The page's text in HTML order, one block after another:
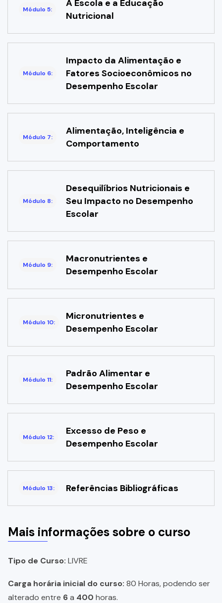
Módulo 5:
A Escola e a Educação
Nutricional
Módulo 6:
Impacto da Alimentação e
Fatores Socioeconômicos no
Desempenho Escolar
Módulo 7:
Alimentação, Inteligência e
Comportamento
Módulo 8:
Desequilíbrios Nutricionais e
Seu Impacto no Desempenho
Escolar
Módulo 9:
Macronutrientes e
Desempenho Escolar
Módulo 10:
Micronutrientes e
Desempenho Escolar
Módulo 11:
Padrão Alimentar e
Desempenho Escolar
Módulo 12:
Excesso de Peso e
Desempenho Escolar
Módulo 13: Referências Bibliográficas
Mais informações sobre o curso
Tipo de Curso: LIVRE
Carga horária inicial do curso: 80 Horas, podendo ser
alterado entre 6a 400 horas.